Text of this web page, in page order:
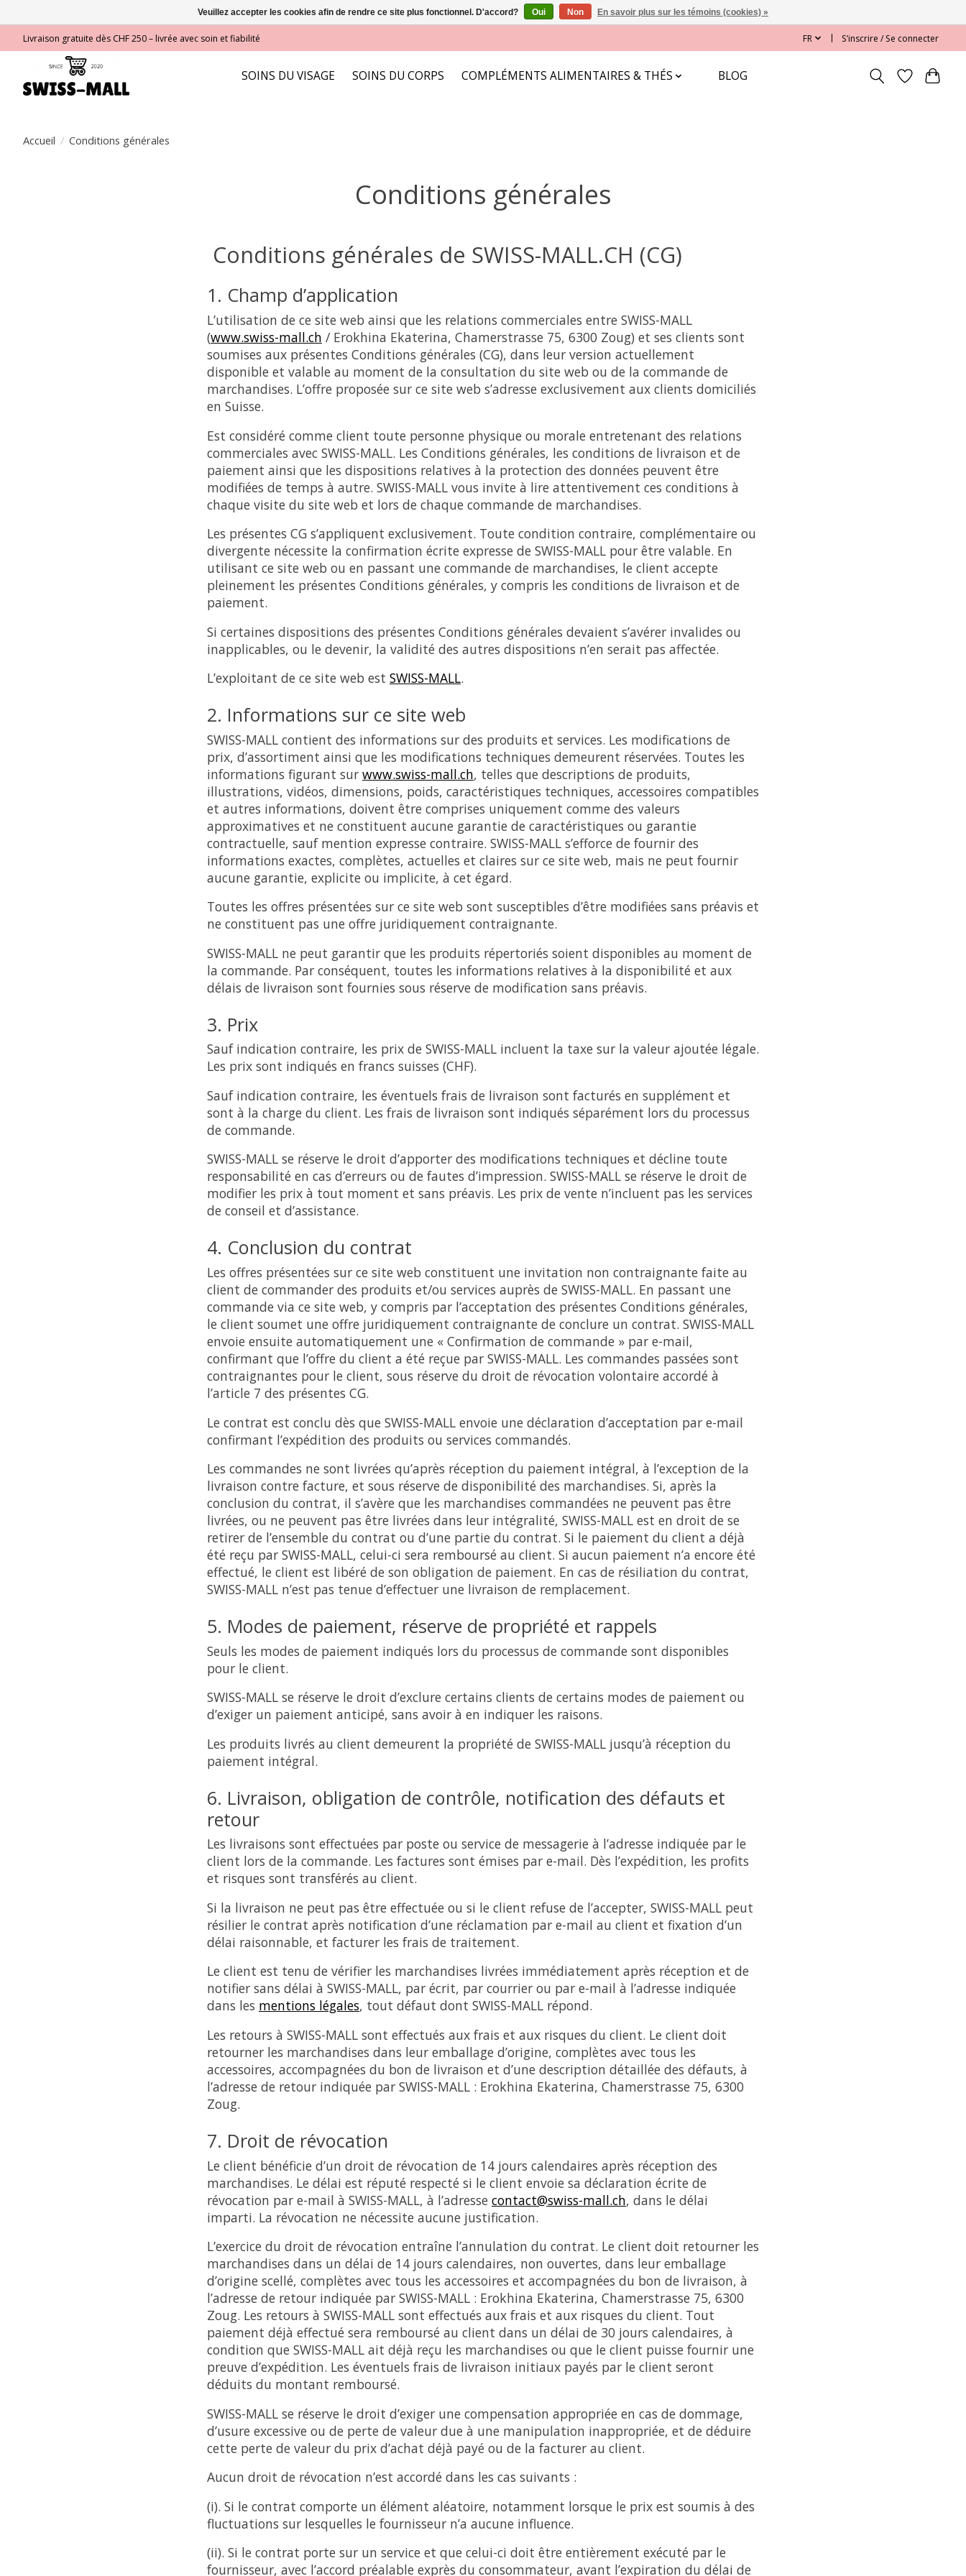
Livraison gratuite dès CHF 250 – livrée avec soin et fiabilité FR S’inscrire / Se connecter
SOINS DU VISAGE SOINS DU CORPS COMPLÉMENTS ALIMENTAIRES & THÉS BLOG
Accueil / Conditions générales
Conditions générales
Conditions générales de SWISS-MALL.CH (CG)
1. Champ d’application
L’utilisation de ce site web ainsi que les relations commerciales entre SWISS-MALL
(www.swiss-mall.ch / Erokhina Ekaterina, Chamerstrasse 75, 6300 Zoug) et ses clients sont
soumises aux présentes Conditions générales (CG), dans leur version actuellement
disponible et valable au moment de la consultation du site web ou de la commande de
marchandises. L’offre proposée sur ce site web s’adresse exclusivement aux clients domiciliés
en Suisse.
Est considéré comme client toute personne physique ou morale entretenant des relations
commerciales avec SWISS-MALL. Les Conditions générales, les conditions de livraison et de
paiement ainsi que les dispositions relatives à la protection des données peuvent être
modifiées de temps à autre. SWISS-MALL vous invite à lire attentivement ces conditions à
chaque visite du site web et lors de chaque commande de marchandises.
Les présentes CG s’appliquent exclusivement. Toute condition contraire, complémentaire ou
divergente nécessite la confirmation écrite expresse de SWISS-MALL pour être valable. En
utilisant ce site web ou en passant une commande de marchandises, le client accepte
pleinement les présentes Conditions générales, y compris les conditions de livraison et de
paiement.
Si certaines dispositions des présentes Conditions générales devaient s’avérer invalides ou
inapplicables, ou le devenir, la validité des autres dispositions n’en serait pas affectée.
L’exploitant de ce site web est SWISS-MALL.
2. Informations sur ce site web
SWISS-MALL contient des informations sur des produits et services. Les modifications de
prix, d’assortiment ainsi que les modifications techniques demeurent réservées. Toutes les
informations figurant sur www.swiss-mall.ch, telles que descriptions de produits,
illustrations, vidéos, dimensions, poids, caractéristiques techniques, accessoires compatibles
et autres informations, doivent être comprises uniquement comme des valeurs
approximatives et ne constituent aucune garantie de caractéristiques ou garantie
contractuelle, sauf mention expresse contraire. SWISS-MALL s’efforce de fournir des
informations exactes, complètes, actuelles et claires sur ce site web, mais ne peut fournir
aucune garantie, explicite ou implicite, à cet égard.
Toutes les offres présentées sur ce site web sont susceptibles d’être modifiées sans préavis et
ne constituent pas une offre juridiquement contraignante.
SWISS-MALL ne peut garantir que les produits répertoriés soient disponibles au moment de
la commande. Par conséquent, toutes les informations relatives à la disponibilité et aux
délais de livraison sont fournies sous réserve de modification sans préavis.
3. Prix
Sauf indication contraire, les prix de SWISS-MALL incluent la taxe sur la valeur ajoutée légale.
Les prix sont indiqués en francs suisses (CHF).
Sauf indication contraire, les éventuels frais de livraison sont facturés en supplément et
sont à la charge du client. Les frais de livraison sont indiqués séparément lors du processus
de commande.
SWISS-MALL se réserve le droit d’apporter des modifications techniques et décline toute
responsabilité en cas d’erreurs ou de fautes d’impression. SWISS-MALL se réserve le droit de
modifier les prix à tout moment et sans préavis. Les prix de vente n’incluent pas les services
de conseil et d’assistance.
4. Conclusion du contrat
Les offres présentées sur ce site web constituent une invitation non contraignante faite au
client de commander des produits et/ou services auprès de SWISS-MALL. En passant une
commande via ce site web, y compris par l’acceptation des présentes Conditions générales,
le client soumet une offre juridiquement contraignante de conclure un contrat. SWISS-MALL
envoie ensuite automatiquement une « Confirmation de commande » par e-mail,
confirmant que l’offre du client a été reçue par SWISS-MALL. Les commandes passées sont
contraignantes pour le client, sous réserve du droit de révocation volontaire accordé à
l’article 7 des présentes CG.
Le contrat est conclu dès que SWISS-MALL envoie une déclaration d’acceptation par e-mail
confirmant l’expédition des produits ou services commandés.
Les commandes ne sont livrées qu’après réception du paiement intégral, à l’exception de la
livraison contre facture, et sous réserve de disponibilité des marchandises. Si, après la
conclusion du contrat, il s’avère que les marchandises commandées ne peuvent pas être
livrées, ou ne peuvent pas être livrées dans leur intégralité, SWISS-MALL est en droit de se
retirer de l’ensemble du contrat ou d’une partie du contrat. Si le paiement du client a déjà
été reçu par SWISS-MALL, celui-ci sera remboursé au client. Si aucun paiement n’a encore été
effectué, le client est libéré de son obligation de paiement. En cas de résiliation du contrat,
SWISS-MALL n’est pas tenue d’effectuer une livraison de remplacement.
5. Modes de paiement, réserve de propriété et rappels
Seuls les modes de paiement indiqués lors du processus de commande sont disponibles
pour le client.
SWISS-MALL se réserve le droit d’exclure certains clients de certains modes de paiement ou
d’exiger un paiement anticipé, sans avoir à en indiquer les raisons.
Les produits livrés au client demeurent la propriété de SWISS-MALL jusqu’à réception du
paiement intégral.
6. Livraison, obligation de contrôle, notification des défauts et
retour
Les livraisons sont effectuées par poste ou service de messagerie à l’adresse indiquée par le
client lors de la commande. Les factures sont émises par e-mail. Dès l’expédition, les profits
et risques sont transférés au client.
Si la livraison ne peut pas être effectuée ou si le client refuse de l’accepter, SWISS-MALL peut
résilier le contrat après notification d’une réclamation par e-mail au client et fixation d’un
délai raisonnable, et facturer les frais de traitement.
Le client est tenu de vérifier les marchandises livrées immédiatement après réception et de
notifier sans délai à SWISS-MALL, par écrit, par courrier ou par e-mail à l’adresse indiquée
dans les mentions légales, tout défaut dont SWISS-MALL répond.
Les retours à SWISS-MALL sont effectués aux frais et aux risques du client. Le client doit
retourner les marchandises dans leur emballage d’origine, complètes avec tous les
accessoires, accompagnées du bon de livraison et d’une description détaillée des défauts, à
l’adresse de retour indiquée par SWISS-MALL : Erokhina Ekaterina, Chamerstrasse 75, 6300
Zoug.
7. Droit de révocation
Le client bénéficie d’un droit de révocation de 14 jours calendaires après réception des
marchandises. Le délai est réputé respecté si le client envoie sa déclaration écrite de
révocation par e-mail à SWISS-MALL, à l’adresse contact@swiss-mall.ch, dans le délai
imparti. La révocation ne nécessite aucune justification.
L’exercice du droit de révocation entraîne l’annulation du contrat. Le client doit retourner les
marchandises dans un délai de 14 jours calendaires, non ouvertes, dans leur emballage
d’origine scellé, complètes avec tous les accessoires et accompagnées du bon de livraison, à
l’adresse de retour indiquée par SWISS-MALL : Erokhina Ekaterina, Chamerstrasse 75, 6300
Zoug. Les retours à SWISS-MALL sont effectués aux frais et aux risques du client. Tout
paiement déjà effectué sera remboursé au client dans un délai de 30 jours calendaires, à
condition que SWISS-MALL ait déjà reçu les marchandises ou que le client puisse fournir une
preuve d’expédition. Les éventuels frais de livraison initiaux payés par le client seront
déduits du montant remboursé.
SWISS-MALL se réserve le droit d’exiger une compensation appropriée en cas de dommage,
d’usure excessive ou de perte de valeur due à une manipulation inappropriée, et de déduire
cette perte de valeur du prix d’achat déjà payé ou de la facturer au client.
Aucun droit de révocation n’est accordé dans les cas suivants :
(i). Si le contrat comporte un élément aléatoire, notamment lorsque le prix est soumis à des
fluctuations sur lesquelles le fournisseur n’a aucune influence.
(ii). Si le contrat porte sur un service et que celui-ci doit être entièrement exécuté par le
fournisseur, avec l’accord préalable exprès du consommateur, avant l’expiration du délai de
Veuillez accepter les cookies afin de rendre ce site plus fonctionnel. D'accord? Oui Non En savoir plus sur les témoins (cookies) »